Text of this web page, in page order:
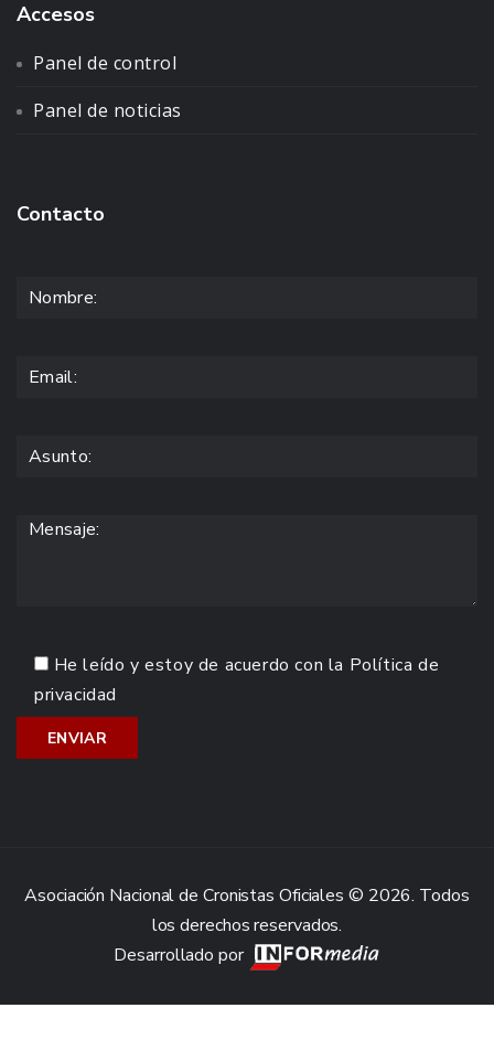
Accesos
Panel de control
Panel de noticias
Contacto
He leído y estoy de acuerdo con la Política de
privacidad
Asociación Nacional de Cronistas Oficiales © 2026. Todos
los derechos reservados.
Desarrollado por